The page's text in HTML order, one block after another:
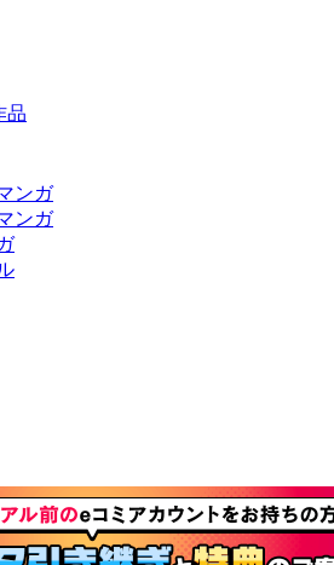
品
ンガ
ンガ